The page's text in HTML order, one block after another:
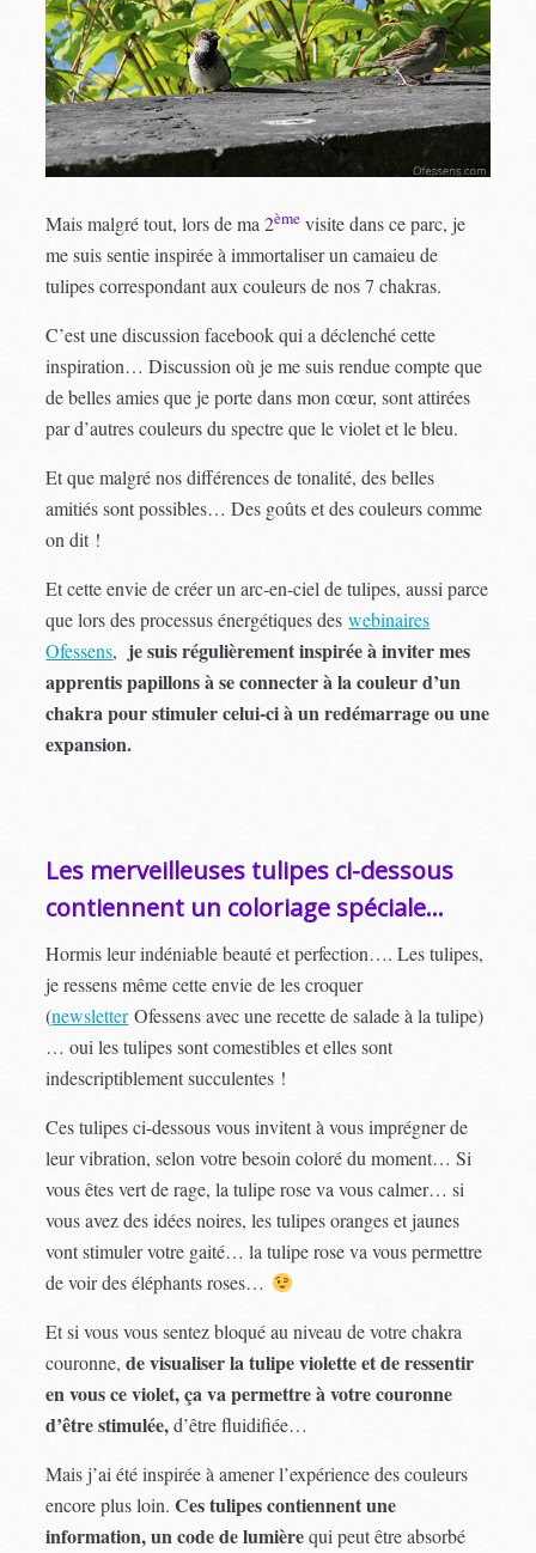
Mais malgré tout, lors de ma 2ème visite dans ce parc, je
me suis sentie inspirée à immortaliser un camaieu de
tulipes correspondant aux couleurs de nos 7 chakras.
C’est une discussion facebook qui a déclenché cette
inspiration… Discussion où je me suis rendue compte que
de belles amies que je porte dans mon cœur, sont attirées
par d’autres couleurs du spectre que le violet et le bleu.
Et que malgré nos différences de tonalité, des belles
amitiés sont possibles… Des goûts et des couleurs comme
on dit !
Et cette envie de créer un arc-en-ciel de tulipes, aussi parce
que lors des processus énergétiques deswebinaires
Ofessens, je suis régulièrement inspirée à inviter mes
apprentis papillons à se connecter à la couleur d’un
chakra pour stimuler celui-ci à un redémarrage ou une
expansion.
Les merveilleuses tulipes ci-dessous
contiennent un coloriage spéciale…
Hormis leur indéniable beauté et perfection…. Les tulipes,
je ressens même cette envie de les croquer
(newsletterOfessens avec une recette de salade à la tulipe)
… oui les tulipes sont comestibles et elles sont
indescriptiblement succulentes !
Ces tulipes ci-dessous vous invitent à vous imprégner de
leur vibration, selon votre besoin coloré du moment… Si
vous êtes vert de rage, la tulipe rose va vous calmer… si
vous avez des idées noires, les tulipes oranges et jaunes
vont stimuler votre gaité… la tulipe rose va vous permettre
de voir des éléphants roses…
Et si vous vous sentez bloqué au niveau de votre chakra
couronne,de visualiser la tulipe violette et de ressentir
en vous ce violet, ça va permettre à votre couronne
d’être stimulée,d’être fluidifiée…
Mais j’ai été inspirée à amener l’expérience des couleurs
encore plus loin.Ces tulipes contiennent une
information, un code de lumièrequi peut être absorbé